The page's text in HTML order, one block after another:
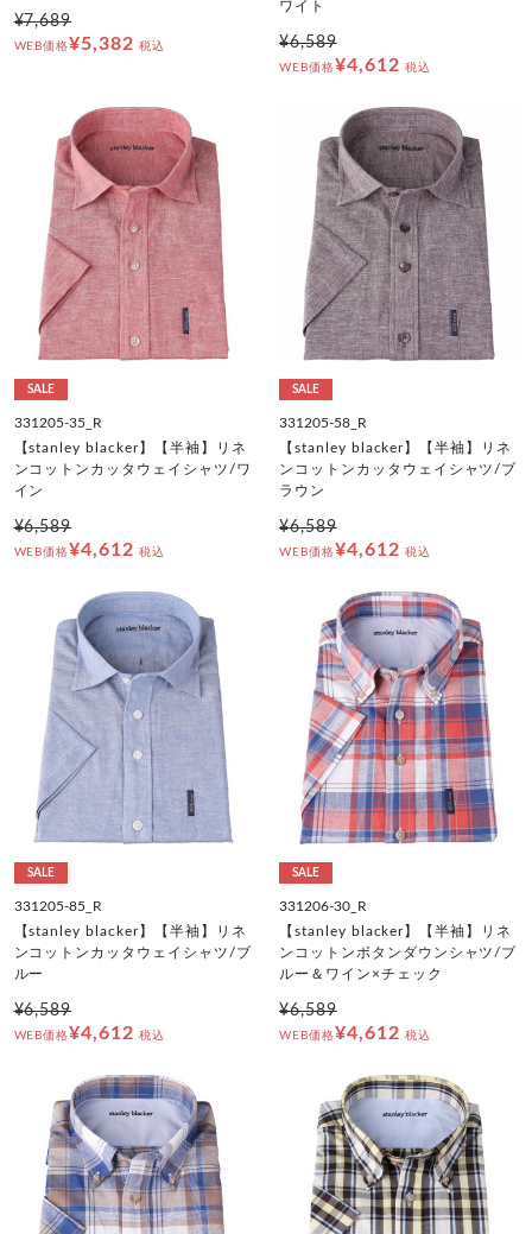
¥7,689
WEB価格¥5,382 税込
ワイト
¥6,589
WEB価格¥4,612 税込
SALE
331205-35_R
【stanley blacker】【半袖】リネ
ンコットンカッタウェイシャツ/ワ
イン
¥6,589
WEB価格¥4,612 税込
SALE
331205-58_R
【stanley blacker】【半袖】リネ
ンコットンカッタウェイシャツ/ブ
ラウン
¥6,589
WEB価格¥4,612 税込
SALE
331205-85_R
【stanley blacker】【半袖】リネ
ンコットンカッタウェイシャツ/ブ
ルー
¥6,589
WEB価格¥4,612 税込
SALE
331206-30_R
【stanley blacker】【半袖】リネ
ンコットンボタンダウンシャツ/ブ
ルー＆ワイン×チェック
¥6,589
WEB価格¥4,612 税込